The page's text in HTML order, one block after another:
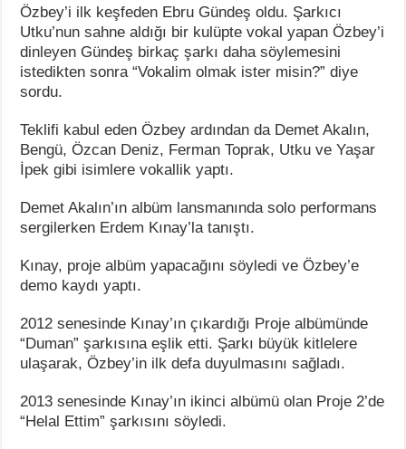
Özbey’i ilk keşfeden Ebru Gündeş oldu. Şarkıcı
Utku’nun sahne aldığı bir kulüpte vokal yapan Özbey’i
dinleyen Gündeş birkaç şarkı daha söylemesini
istedikten sonra “Vokalim olmak ister misin?” diye
sordu.
Teklifi kabul eden Özbey ardından da Demet Akalın,
Bengü, Özcan Deniz, Ferman Toprak, Utku ve Yaşar
İpek gibi isimlere vokallik yaptı.
Demet Akalın’ın albüm lansmanında solo performans
sergilerken Erdem Kınay’la tanıştı.
Kınay, proje albüm yapacağını söyledi ve Özbey’e
demo kaydı yaptı.
2012 senesinde Kınay’ın çıkardığı Proje albümünde
“Duman” şarkısına eşlik etti. Şarkı büyük kitlelere
ulaşarak, Özbey’in ilk defa duyulmasını sağladı.
2013 senesinde Kınay’ın ikinci albümü olan Proje 2’de
“Helal Ettim” şarkısını söyledi.